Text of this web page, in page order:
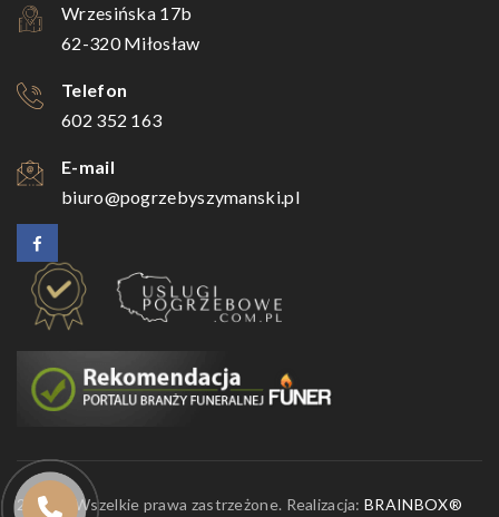
Wrzesińska 17b
62-320 Miłosław
Telefon
602 352 163
E-mail
biuro@pogrzebyszymanski.pl
2026 © Wszelkie prawa zastrzeżone. Realizacja:BRAINBOX®